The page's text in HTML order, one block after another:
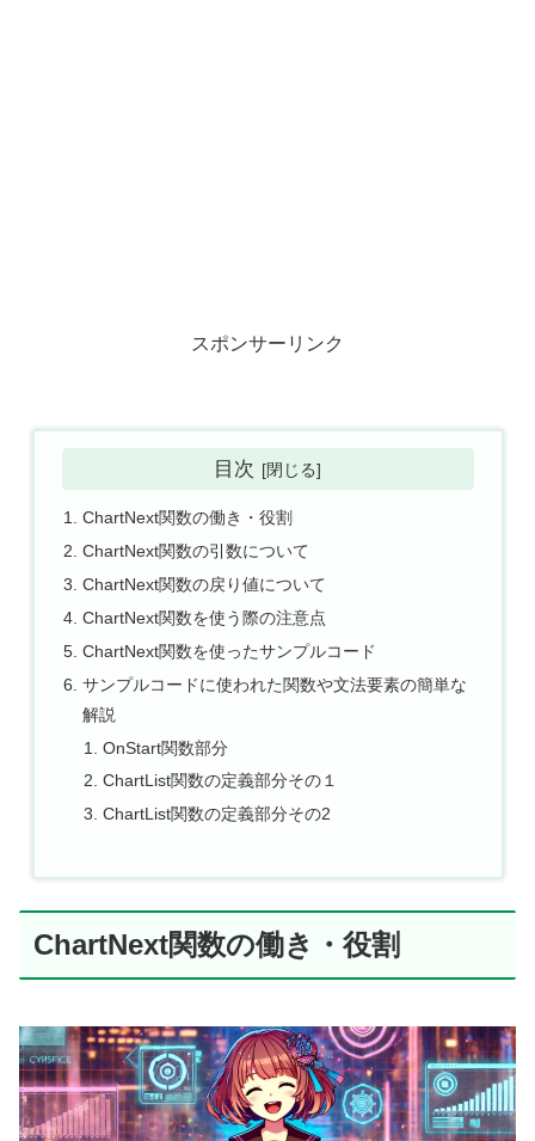
スポンサーリンク
目次
ChartNext関数の働き・役割
ChartNext関数の引数について
ChartNext関数の戻り値について
ChartNext関数を使う際の注意点
ChartNext関数を使ったサンプルコード
サンプルコードに使われた関数や文法要素の簡単な
解説
OnStart関数部分
ChartList関数の定義部分その１
ChartList関数の定義部分その2
ChartNext関数の働き・役割